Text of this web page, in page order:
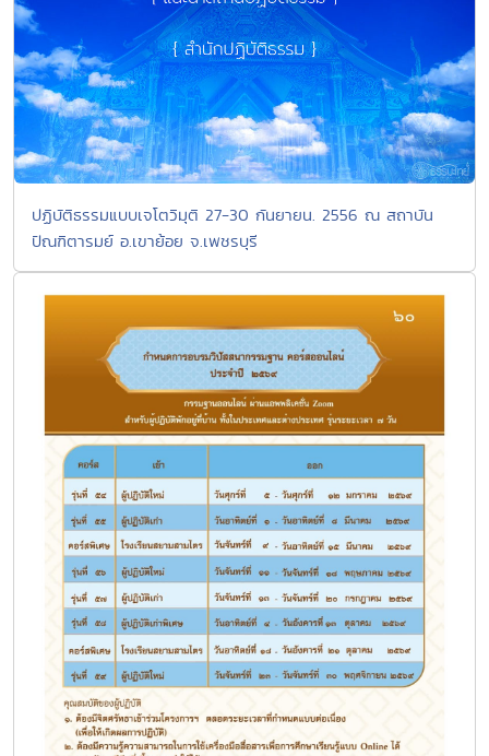
ปฏิบัติธรรมแบบเจโตวิมุติ 27-30 กันยายน. 2556 ณ สถาบัน
ปัณฑิตารมย์ อ.เขาย้อย จ.เพชรบุรี